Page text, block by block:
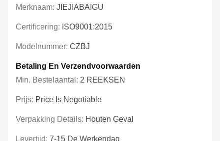
Merknaam: JIEJIABAIGU
Certificering: ISO9001:2015
Modelnummer: CZBJ
Betaling En Verzendvoorwaarden
Min. Bestelaantal: 2 REEKSEN
Prijs: Price Is Negotiable
Verpakking Details: Houten Geval
Levertijd: 7-15 De Werkendag